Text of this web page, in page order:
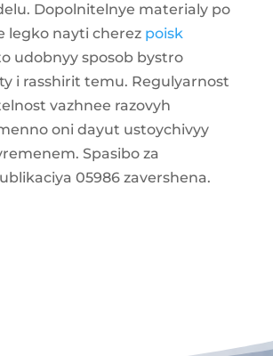
Dopolnitelnye materialy po
legko nayti cherez poisk
udobnyy sposob bystro
i rasshirit temu. Regulyarnost
vazhnee razovyh
oni dayut ustoychivyy
Spasibo za
05986 zavershena.